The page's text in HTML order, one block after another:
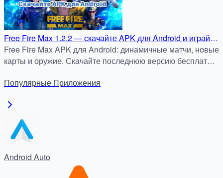
Free Fire Max 1.2.2 — скачайте APK для Android и играйте
без ограничений через APKDock
Free Fire Max APK для Android: динамичные матчи, новые
карты и оружие. Скачайте последнюю версию бесплатно
Популярные Приложения
Android Auto